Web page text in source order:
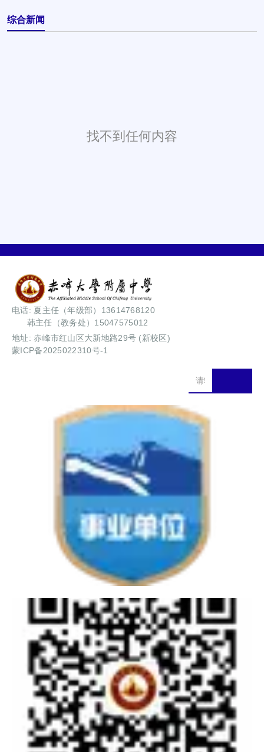
综合新闻
找不到任何内容
电话: 夏主任（年级部）13614768120
韩主任（教务处）15047575012
地址: 赤峰市红山区大新地路29号 (新校区)
蒙ICP备2025022310号-1